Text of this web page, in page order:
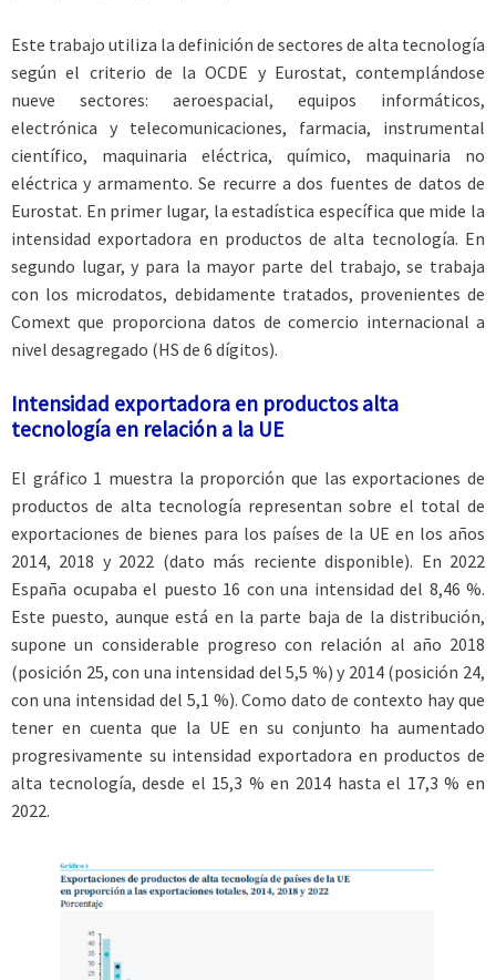
Este trabajo utiliza la definición de sectores de alta tecnología
según el criterio de la OCDE y Eurostat, contemplándose
nueve sectores: aeroespacial, equipos informáticos,
electrónica y telecomunicaciones, farmacia, instrumental
científico, maquinaria eléctrica, químico, maquinaria no
eléctrica y armamento. Se recurre a dos fuentes de datos de
Eurostat. En primer lugar, la estadística específica que mide la
intensidad exportadora en productos de alta tecnología. En
segundo lugar, y para la mayor parte del trabajo, se trabaja
con los microdatos, debidamente tratados, provenientes de
Comext que proporciona datos de comercio internacional a
nivel desagregado (HS de 6 dígitos).
Intensidad exportadora en productos alta
tecnología en relación a la UE
El gráfico 1 muestra la proporción que las exportaciones de
productos de alta tecnología representan sobre el total de
exportaciones de bienes para los países de la UE en los años
2014, 2018 y 2022 (dato más reciente disponible). En 2022
España ocupaba el puesto 16 con una intensidad del 8,46 %.
Este puesto, aunque está en la parte baja de la distribución,
supone un considerable progreso con relación al año 2018
(posición 25, con una intensidad del 5,5 %) y 2014 (posición 24,
con una intensidad del 5,1 %). Como dato de contexto hay que
tener en cuenta que la UE en su conjunto ha aumentado
progresivamente su intensidad exportadora en productos de
alta tecnología, desde el 15,3 % en 2014 hasta el 17,3 % en
2022.